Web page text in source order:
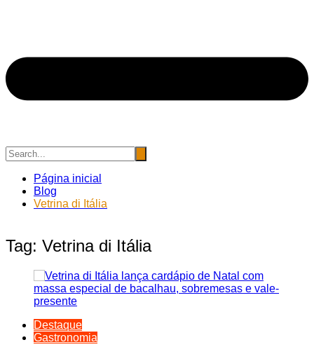
Página inicial
Blog
Vetrina di Itália
Tag: Vetrina di Itália
Destaque
Gastronomia